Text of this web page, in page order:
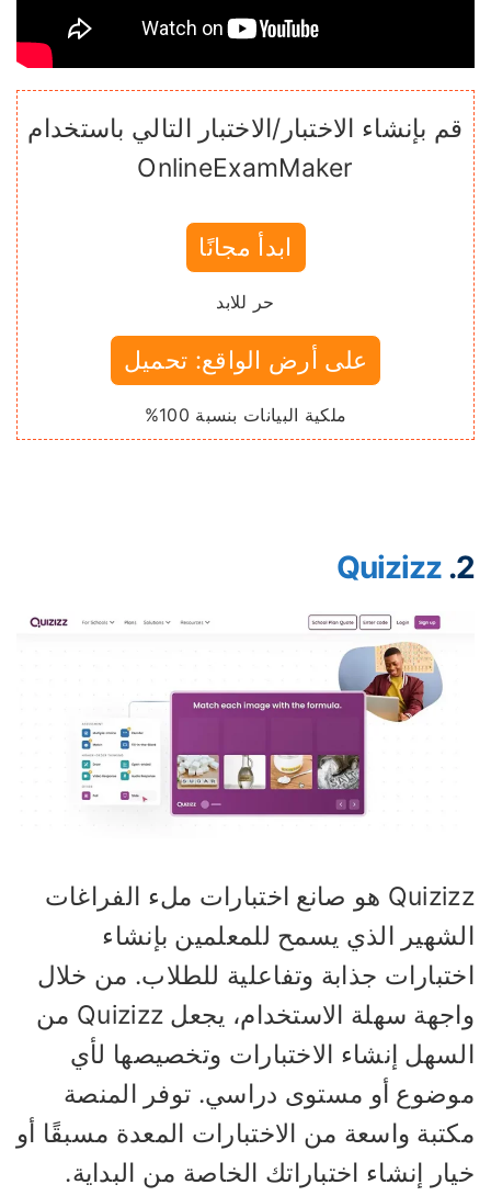
قم بإنشاء الاختبار/الاختبار التالي باستخدام
OnlineExamMaker
ابدأ مجانًا
حر للابد
على أرض الواقع: تحميل
ملكية البيانات بنسبة 100%
Quizizz
Quizizz هو صانع اختبارات ملء الفراغات
الذي يسمح للمعلمين بإنشاء
جذابة وتفاعلية للطلاب. من خلال
واجهة سهلة الاستخدام، يجعل Quizizz من
إنشاء الاختبارات وتخصيصها لأي
أو مستوى دراسي. توفر المنصة
واسعة من الاختبارات المعدة مسبقًا أو
إنشاء اختباراتك الخاصة من البداية.